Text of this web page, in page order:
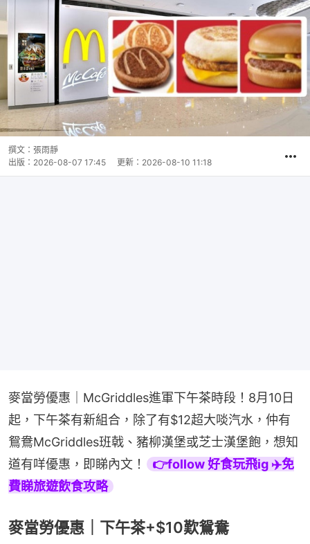
撰文： 張雨靜
出版： 2026-08-07 17:45 更新： 2026-08-10 11:18
麥當勞優惠｜McGriddles進軍下午茶時段！8月10日
起，下午茶有新組合，除了有$12超大啖汽水，仲有
鴛鴦McGriddles班戟、豬柳漢堡或芝士漢堡飽，想知
道有咩優惠，即睇內文！
👉follow 好食玩飛ig ✈️免
費睇旅遊飲食攻略
麥當勞優惠｜下午茶+$10歎鴛鴦